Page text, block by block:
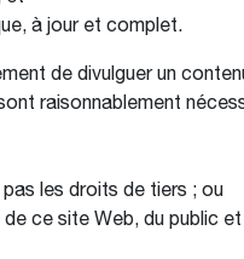
à jour et complet.
de divulguer un
raisonnablement
les droits de tiers ; ou
ce site Web, du public